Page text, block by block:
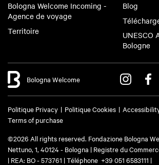
Bologna Welcome Incoming -
Agence de voyage
Territoire
Blog
UNESCO
Bologne
Bologna Welcome
Politique Privacy Politique Cookies
Terms of purchase
©2026 All rights reserved. Fondazione Bologna
Nettuno, 1, 40124 - Bologna | Registre du
| REA: BO - 573761 | Téléphone +39 051 6583111 |